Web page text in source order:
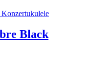
Black